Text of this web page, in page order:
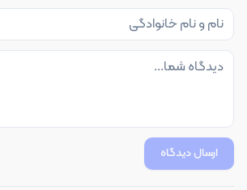
ارسال دیدگاه